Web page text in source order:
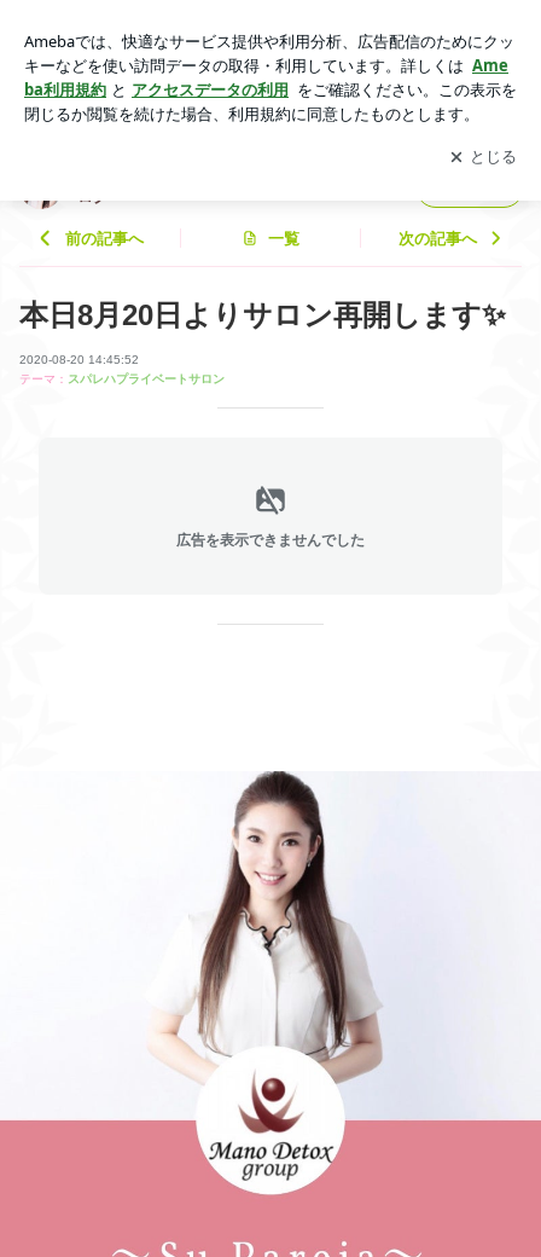
lon 安田貴香子のブログ
アプリをダウンロードして ブログの更新通知
を受け取りまし
ょう。
開く
ログ
前の記事へ 一覧 次の記事へ
本日8月20日よりサロン再開します✨
2020-08-20 14:45:52
テーマ： スパレハプライベートサロン
広告を表示できませんでした